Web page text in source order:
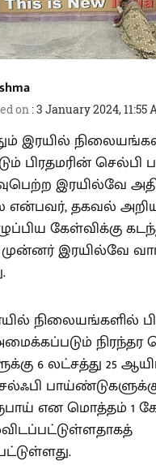
on :3 January 2024, 11:55
இரயில்
பிரதமரின்
இரயில்வே
தகவல்
கேள்விக்கு
முன்னர் இரயில்வே
நிலையங்களில்
நிரந்தர
6 லட்சத்து 25
என மொத்தம் 1